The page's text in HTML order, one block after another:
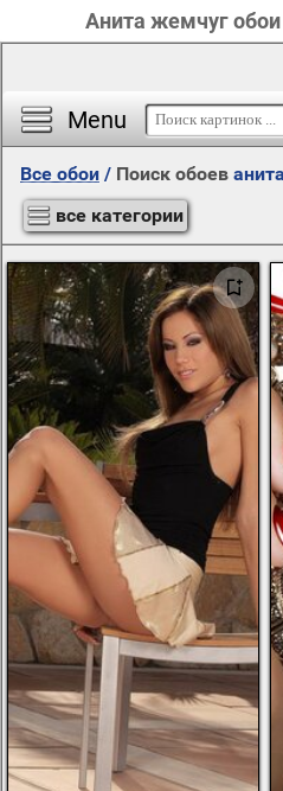
Анита жемчуг обои
Menu
Все обои / Поиск обоев
все категории